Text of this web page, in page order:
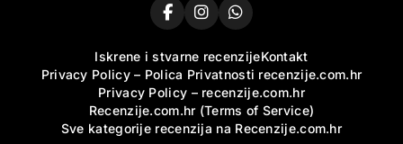
Iskrene i stvarne recenzijeKontakt
Privacy Policy – Polica Privatnosti recenzije.com.hr
Privacy Policy – recenzije.com.hr
Recenzije.com.hr (Terms of Service)
Sve kategorije recenzija na Recenzije.com.hr